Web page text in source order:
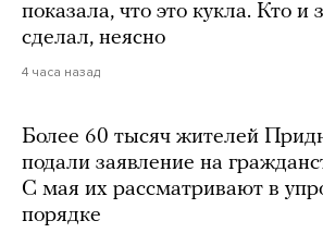
показала, что это кукла. Кто и
сделал, неясно
4 часа назад
Более 60 тысяч жителей
подали заявление на
С мая их рассматривают в
порядке